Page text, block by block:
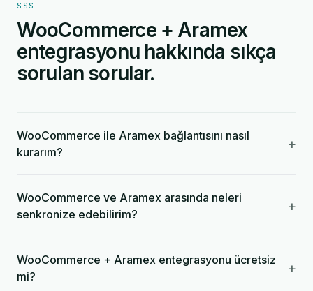
SSS
WooCommerce + Aramex
entegrasyonu hakkında sıkça
sorulan sorular.
WooCommerce ile Aramex bağlantısını nasıl
kurarım?
+
WooCommerce ve Aramex arasında neleri
senkronize edebilirim?
+
WooCommerce + Aramex entegrasyonu ücretsiz
mi?
+